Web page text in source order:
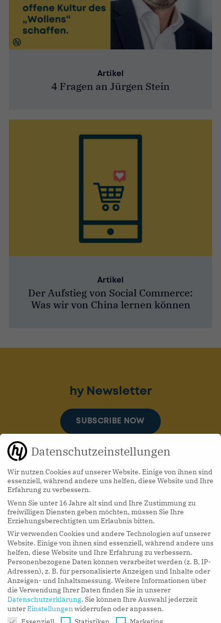
Artikel
4 Fragen an Jürgen Stein
Artikel
Der Aufstieg von Social Commerce:
Was wir von China lernen können
hy Podcasts
LISTEN NOW
hy Newsletter
SUBSCRIBE NOW
Datenschutzeinstellungen
Wir nutzen Cookies auf unserer Website. Einige von ihnen sind
essenziell, während andere uns helfen, diese Website und Ihre
Erfahrung zu verbessern.
Wenn Sie unter 16 Jahre alt sind und Ihre Zustimmung zu
freiwilligen Diensten geben möchten, müssen Sie Ihre
Erziehungsberechtigten um Erlaubnis bitten.
Wir verwenden Cookies und andere Technologien auf unserer
Website. Einige von ihnen sind essenziell, während andere uns
helfen, diese Website und Ihre Erfahrung zu verbessern.
Personenbezogene Daten können verarbeitet werden (z. B. IP-
Adressen), z. B. für personalisierte Anzeigen und Inhalte oder
Anzeigen- und Inhaltsmessung. Weitere Informationen über
die Verwendung Ihrer Daten finden Sie in unserer
Datenschutzerklärung. Sie können Ihre Auswahl jederzeit
unterEinstellungenwiderrufen oder anpassen.
Datenschutzeinstellungen